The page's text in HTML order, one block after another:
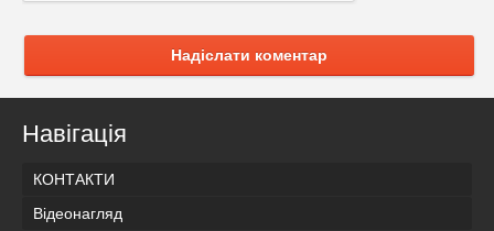
Надіслати коментар
Навігація
КОНТАКТИ
Відеонагляд